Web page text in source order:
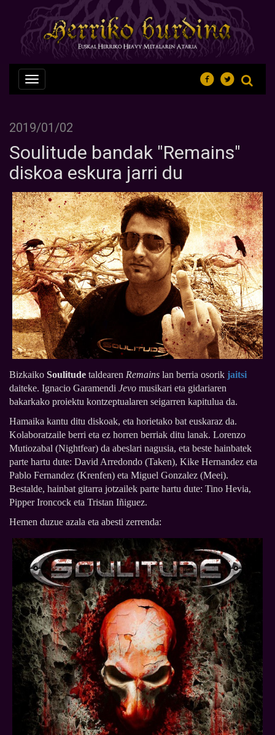
Nabegazioa
ireki
2019/01/02
Soulitude bandak "Remains"
diskoa eskura jarri du
Bizkaiko Soulitude taldearen Remains lan berria osorik jaitsi
daiteke. Ignacio Garamendi Jevo musikari eta gidariaren
bakarkako proiektu kontzeptualaren seigarren kapitulua da.
Hamaika kantu ditu diskoak, eta horietako bat euskaraz da.
Kolaboratzaile berri eta ez horren berriak ditu lanak. Lorenzo
Mutiozabal (Nightfear) da abeslari nagusia, eta beste hainbatek
parte hartu dute: David Arredondo (Taken), Kike Hernandez eta
Pablo Fernandez (Krenfen) eta Miguel Gonzalez (Meei).
Bestalde, hainbat gitarra jotzailek parte hartu dute: Tino Hevia,
Pipper Ironcock eta Tristan Iñiguez.
Hemen duzue azala eta abesti zerrenda: